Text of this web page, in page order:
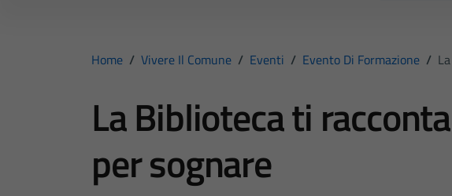
Home / Vivere Il Comune / Eventi / Evento Di Formazione /
La Biblioteca ti
per sognare